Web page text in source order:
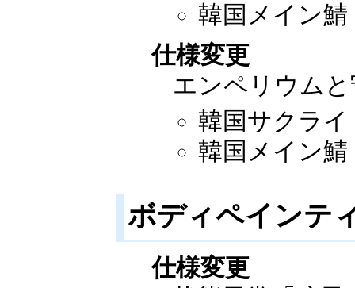
韓国メイン鯖
仕様変更
エンペリウム
韓国サクライ
韓国メイン鯖
ボディペインテ
仕様変更